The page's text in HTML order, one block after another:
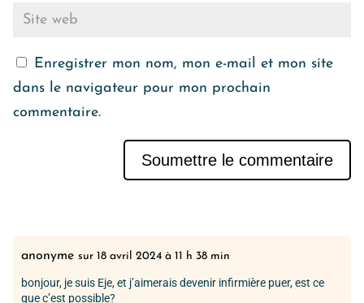
anonyme sur 18 avril 2024 à 11 h 38 min
bonjour, je suis Eje, et j’aimerais devenir infirmière puer, est ce
que c’est possible?
Enregistrer mon nom, mon e-mail et mon site
dans le navigateur pour mon prochain
commentaire.
Soumettre le commentaire